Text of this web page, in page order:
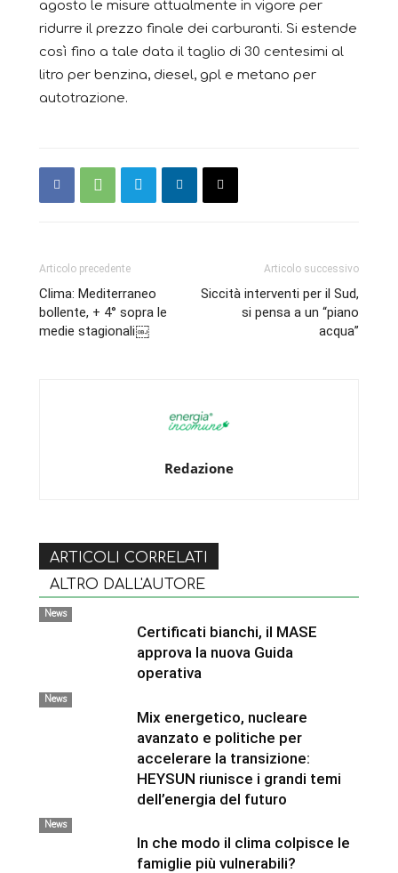
agosto le misure attualmente in vigore per
ridurre il prezzo finale dei carburanti. Si estende
così fino a tale data il taglio di 30 centesimi al
litro per benzina, diesel, gpl e metano per
autotrazione.
Articolo precedente
Clima: Mediterraneo
bollente, + 4° sopra le
medie stagionali￼
Articolo successivo
Siccità interventi per il Sud,
si pensa a un “piano
acqua”
Redazione
ARTICOLI CORRELATI
ALTRO DALL'AUTORE
News
Certificati bianchi, il MASE
approva la nuova Guida
operativa
News
Mix energetico, nucleare
avanzato e politiche per
accelerare la transizione:
HEYSUN riunisce i grandi temi
dell’energia del futuro
News
In che modo il clima colpisce le
famiglie più vulnerabili?